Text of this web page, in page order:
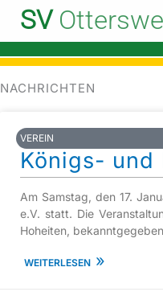
Zum
Inhalt
springen
SV
Start Der Verein
NACHRICHTEN
VEREIN
Königs- und
Am Samstag, den 17.
e.V. statt. Die
Hoheiten,
WEITERLESEN »